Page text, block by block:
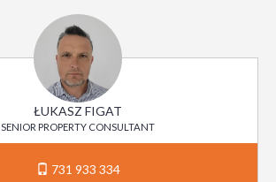
ŁUKASZ FIGAT
SENIOR PROPERTY CONSULTANT
731 933 334